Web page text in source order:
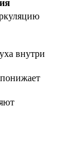
внутри